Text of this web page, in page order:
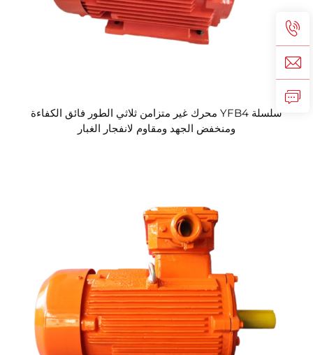
سلسلة YFB4 محرك غير متزامن ثلاثي الطور فائق الكفاءة
ومنخفض الجهد ومقاوم لانفجار الغبار